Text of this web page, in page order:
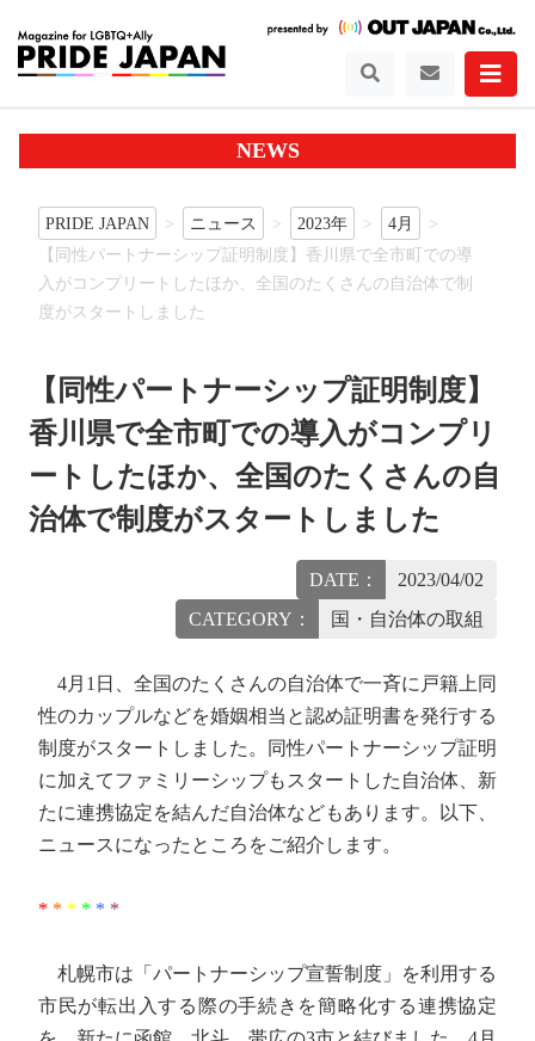
NEWS
PRIDE JAPAN ニュース 2023年
4月
【同性パートナーシップ証明制度】香川県で全市町での導
入がコンプリートしたほか、全国のたくさんの自治体で制
度がスタートしました
【同性パートナーシップ証明制度】
香川県で全市町での導入がコンプリ
ートしたほか、全国のたくさんの自
治体で制度がスタートしました
DATE：
2023/04/02
CATEGORY：
国・自治体の取組
4月1日、全国のたくさんの自治体で一斉に戸籍上同
性のカップルなどを婚姻相当と認め証明書を発行する
制度がスタートしました。同性パートナーシップ証明
に加えてファミリーシップもスタートした自治体、新
たに連携協定を結んだ自治体などもあります。以下、
ニュースになったところをご紹介します。
* * * * * *
札幌市は「パートナーシップ宣誓制度」を利用する
市民が転出入する際の手続きを簡略化する連携協定